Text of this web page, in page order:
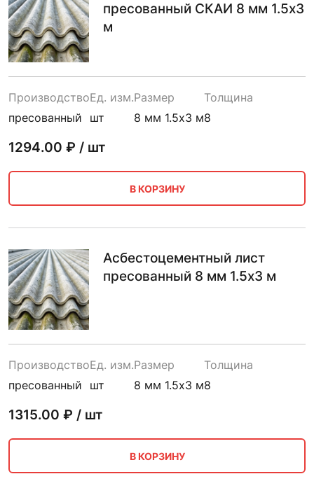
пресованный СКАИ 8 мм 1.5х3
м
Производство
пресованный
Ед. изм.
шт
Размер
8 мм 1.5х3 м
Толщина
8
1294.00 ₽ / шт
В КОРЗИНУ
Асбестоцементный лист
пресованный 8 мм 1.5х3 м
Производство
пресованный
Ед. изм.
шт
Размер
8 мм 1.5х3 м
Толщина
8
1315.00 ₽ / шт
В КОРЗИНУ